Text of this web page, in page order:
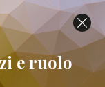
e ruolo